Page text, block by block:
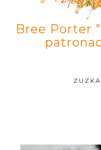
Bree Porter